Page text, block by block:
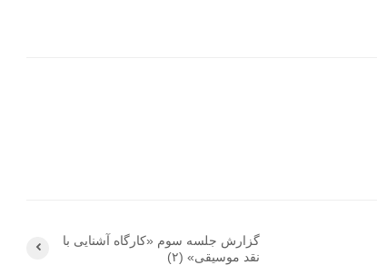
گزارش جلسه سوم «کارگاه آشنایی با
نقد موسیقی» (۲)